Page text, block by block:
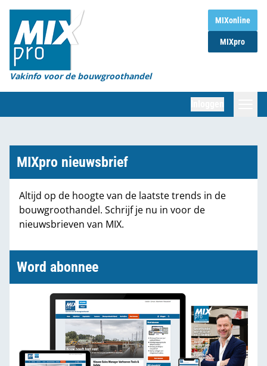
MIXonline
MIXpro
Vakinfo voor de bouwgroothandel
Home
Magazines
Organisaties
Marktcijfers
Partners
MIXpro nieuwsbrief
Altijd op de hoogte van de laatste trends in de
bouwgroothandel. Schrijf je nu in voor de
nieuwsbrieven van MIX.
Word abonnee